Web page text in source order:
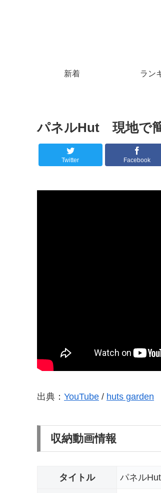
新着 ラン
パネルHut 現地で
Twitter Facebook
出典： YouTube / huts garden
収納動画情報
タイトル パネル